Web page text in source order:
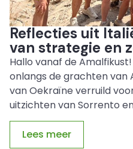
Reflecties uit
van strategie en
Hallo vanaf de
onlangs de grachten van
van Oekraïne verruild
uitzichten van Sorrento
Lees meer